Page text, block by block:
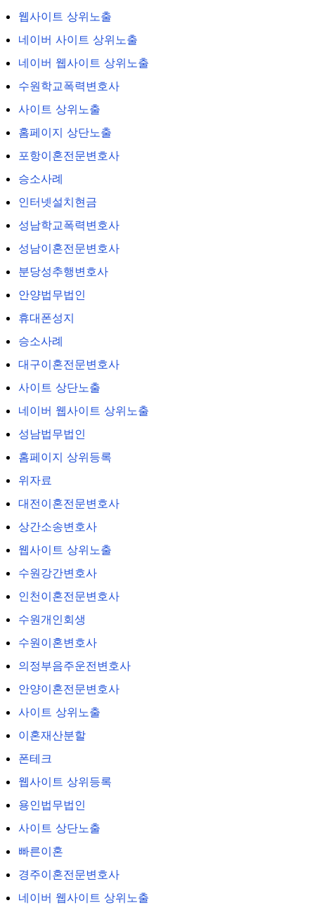
웹사이트 상위노출
네이버 사이트 상위노출
네이버 웹사이트 상위노출
수원학교폭력변호사
사이트 상위노출
홈페이지 상단노출
포항이혼전문변호사
승소사례
인터넷설치현금
성남학교폭력변호사
성남이혼전문변호사
분당성추행변호사
안양법무법인
휴대폰성지
승소사례
대구이혼전문변호사
사이트 상단노출
네이버 웹사이트 상위노출
성남법무법인
홈페이지 상위등록
위자료
대전이혼전문변호사
상간소송변호사
웹사이트 상위노출
수원강간변호사
인천이혼전문변호사
수원개인회생
수원이혼변호사
의정부음주운전변호사
안양이혼전문변호사
사이트 상위노출
이혼재산분할
폰테크
웹사이트 상위등록
용인법무법인
사이트 상단노출
빠른이혼
경주이혼전문변호사
네이버 웹사이트 상위노출